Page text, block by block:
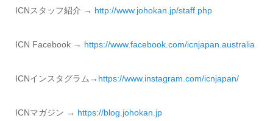
ICNスタッフ紹介 → http://www. johokan.jp/staff.php
ICN Facebook → https://www.facebook.com/icnjapan. australia
ICNインスタグラム→ https://www.instagram.com/icnjapan/
ICNマガジン → https://blog. johokan.jp